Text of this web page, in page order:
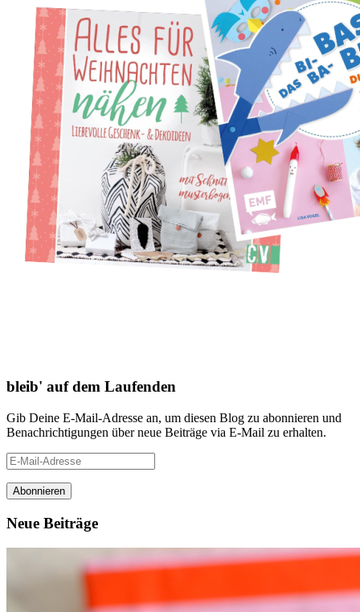
bleib' auf dem Laufenden
Gib Deine E-Mail-Adresse an, um diesen Blog zu abonnieren und
Benachrichtigungen über neue Beiträge via E-Mail zu erhalten.
E-
Mail-
Adresse
Neue Beiträge